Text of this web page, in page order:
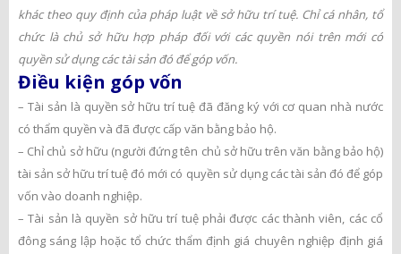
khác theo quy định của pháp luật về sở hữu trí tuệ. Chỉ cá nhân, tổ
chức là chủ sở hữu hợp pháp đối với các quyền nói trên mới có
quyền sử dụng các tài sản đó để góp vốn.
Điều kiện góp vốn
– Tài sản là quyền sở hữu trí tuệ đã đăng ký với cơ quan nhà nước
có thẩm quyền và đã được cấp văn bằng bảo hộ.
– Chỉ chủ sở hữu (người đứng tên chủ sở hữu trên văn bằng bảo hộ)
tài sản sở hữu trí tuệ đó mới có quyền sử dụng các tài sản đó để góp
vốn vào doanh nghiệp.
– Tài sản là quyền sở hữu trí tuệ phải được các thành viên, các cổ
đông sáng lập hoặc tổ chức thẩm định giá chuyên nghiệp định giá